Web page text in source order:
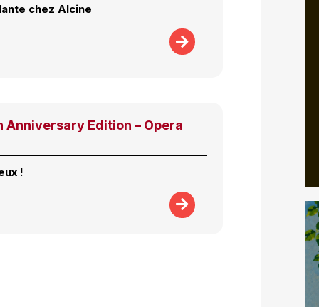
chez Alcine
Anniversary Edition – Opera
!